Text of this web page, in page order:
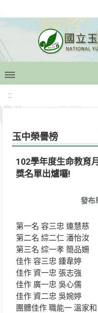
:::
玉中榮譽榜
102學年度生命教育
獎名單出爐囉!
發布
第一名 容三忠 連慧慈
第二名 綜二仁 潘怡汝
第三名 綜一孝 簡品姍
佳作 容三忠 鍾韋婷
佳作 資一忠 張志強
佳作 廣一忠 吳心儒
佳作 資二忠 吳婉婷
團體佳作 職能一 溫家